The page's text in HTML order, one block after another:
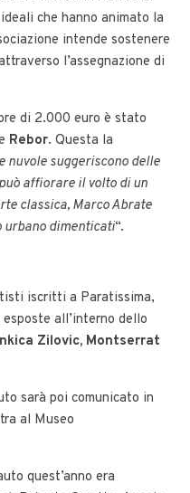
che hanno animato la
intende sostenere
l’assegnazione di
di 2.000 euro è stato
Rebor. Questa la
nuvole suggeriscono delle
affiorare il volto di un
classica, Marco Abrate
urbano dimenticati“.
iscritti a Paratissima,
all’interno dello
Zilovic, Montserrat
sarà poi comunicato in
al Museo
quest’anno era